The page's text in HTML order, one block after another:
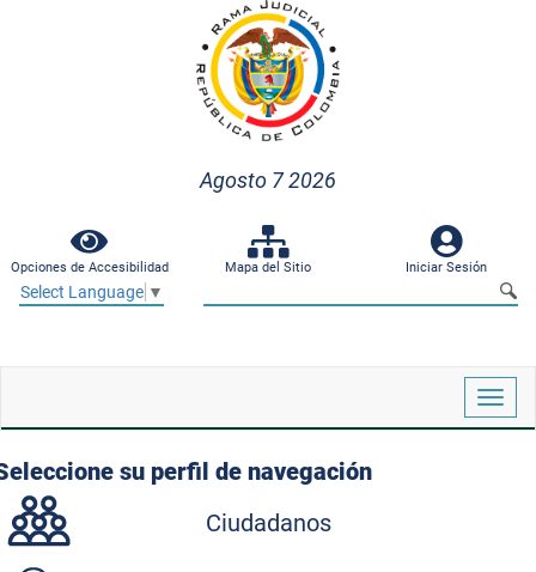
Agosto 7 2026
Opciones de Accesibilidad Mapa del Sitio Iniciar Sesión
Select Language ▼
su perfil de navegación
Ciudadanos